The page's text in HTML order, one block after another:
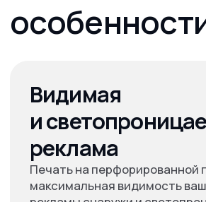
Оформление входных групп
и фасадов
Окна офисов и шоу-румов
Ваш бренд всегда в центре внимания, любой размер
Пусть ваш бренд
работает на вас